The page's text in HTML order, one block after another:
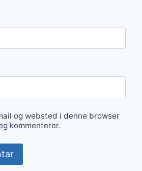
og websted i denne browser
kommenterer.